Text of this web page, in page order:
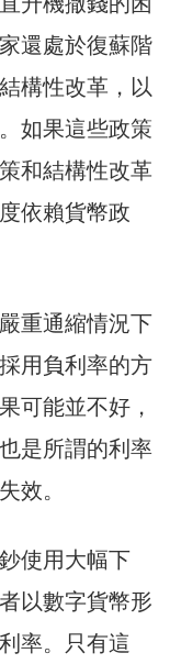
還處於復蘇階
構性改革，以
如果這些政策
和結構性改革
依賴貨幣政
重通縮情況下
用負利率的方
可能並不好，
是所謂的利率
效。
使用大幅下
以數字貨幣形
率。只有這